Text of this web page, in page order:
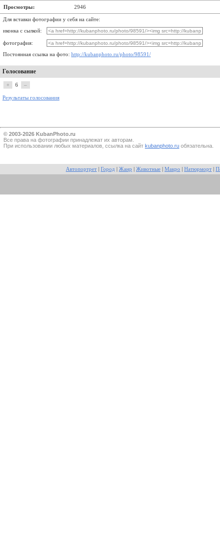
Просмотры: 2946
Для вставки фотографии у себя на сайте:
иконка с сылкой:
фотография:
Постоянная ссылка на фото: http://kubanphoto.ru/photo/98591/
Голосование
+ 6 –
Результаты голосования
© 2003-2026 KubanPhoto.ru
Все прaва на фотографии принадлежат их авторам.
При использовании любых материалов, ссылка на сайт kubanphoto.ru обязательна.
Автопортрет Город Жанр Животные Макро Натюрморт